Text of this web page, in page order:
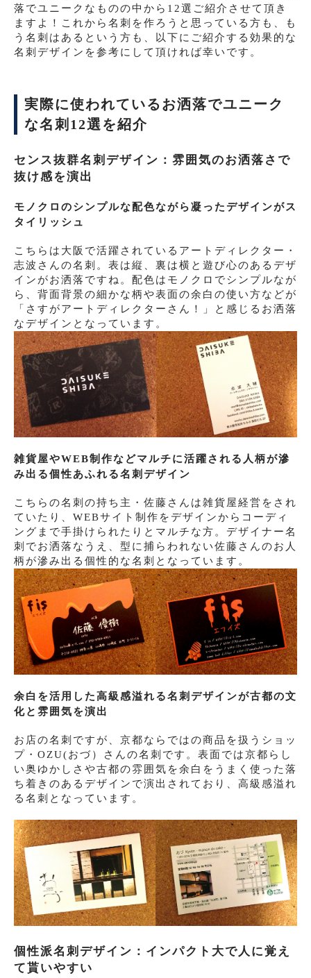
落でユニークなものの中から12選ご紹介させて頂き
ますよ！これから名刺を作ろうと思っている方も、も
う名刺はあるという方も、以下にご紹介する効果的な
名刺デザインを参考にして頂ければ幸いです。
実際に使われているお洒落でユニーク
な名刺12選を紹介
センス抜群名刺デザイン：雰囲気のお洒落さで
抜け感を演出
モノクロのシンプルな配色ながら凝ったデザインがス
タイリッシュ
こちらは大阪で活躍されているアートディレクター・
志波さんの名刺。表は縦、裏は横と遊び心のあるデザ
インがお洒落ですね。配色はモノクロでシンプルなが
ら、背面背景の細かな柄や表面の余白の使い方などが
「さすがアートディレクターさん！」と感じるお洒落
なデザインとなっています。
雑貨屋やWEB制作などマルチに活躍される人柄が滲
み出る個性あふれる名刺デザイン
こちらの名刺の持ち主・佐藤さんは雑貨屋経営をされ
ていたり、WEBサイト制作をデザインからコーディ
ングまで手掛けられたりとマルチな方。デザイナー名
刺でお洒落なうえ、型に捕らわれない佐藤さんのお人
柄が滲み出る個性的な名刺となっています。
余白を活用した高級感溢れる名刺デザインが古都の文
化と雰囲気を演出
お店の名刺ですが、京都ならではの商品を扱うショッ
プ・OZU(おづ）さんの名刺です。表面では京都らし
い奥ゆかしさや古都の雰囲気を余白をうまく使った落
ち着きのあるデザインで演出されており、高級感溢れ
る名刺となっています。
個性派名刺デザイン：インパクト大で人に覚え
て貰いやすい